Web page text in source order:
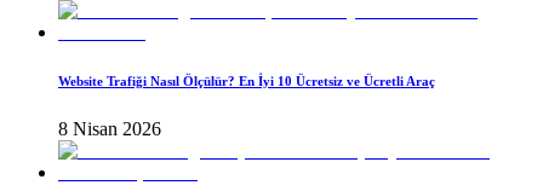
Website Trafiği Nasıl Ölçülür? En İyi 10 Ücretsiz ve Ücretli Araç
8 Nisan 2026